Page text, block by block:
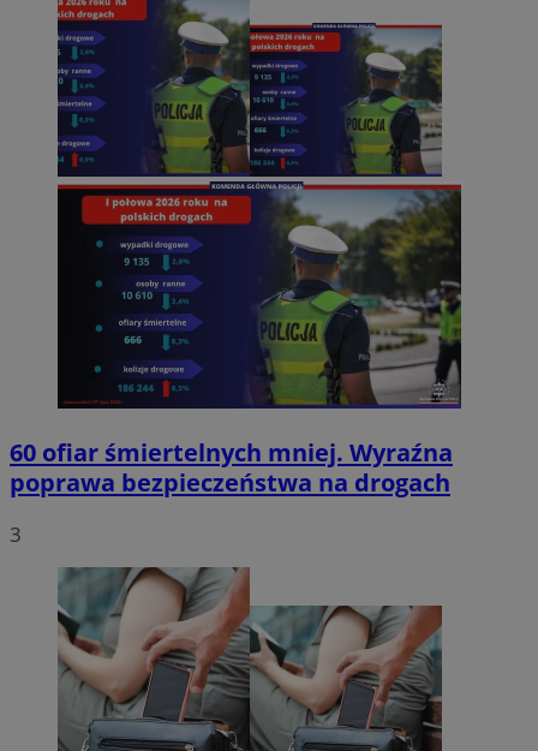
60 ofiar śmiertelnych mniej. Wyraźna
poprawa bezpieczeństwa na drogach
3